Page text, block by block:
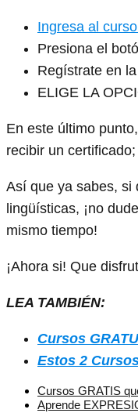
Ingresa al
Presiona el
Regístrate en
ELIGE LA
En este último
recibir un
Así que ya sabes, si
lingüísticas, ¡no
mismo tiempo!
¡Ahora si! Que
LEA TAMBIÉN:
Cursos
Estos 2
Cursos GRATIS
Aprende